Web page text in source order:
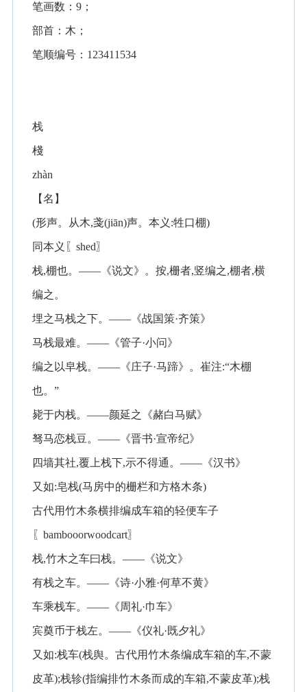
笔画数：9；
部首：木；
笔顺编号：123411534
栈
棧
zhàn
【名】
(形声。从木,戔(jiān)声。本义:牲口棚)
同本义〖shed〗
栈,棚也。——《说文》。按,栅者,竖编之,棚者,横
编之。
埋之马栈之下。——《战国策·齐策》
马栈最难。——《管子·小问》
编之以皁栈。——《庄子·马蹄》。崔注:“木棚
也。”
毙于内栈。——颜延之《赭白马赋》
驽马恋栈豆。——《晋书·宣帝纪》
四墙其社,覆上栈下,示不得通。——《汉书》
又如:皂栈(马房中的栅栏和方格木条)
古代用竹木条横排编成车箱的轻便车子
〖bambooorwoodcart〗
栈,竹木之车曰栈。——《说文》
有栈之车。——《诗·小雅·何草不黄》
车乘栈车。——《周礼·巾车》
宾奠币于栈左。——《仪礼·既夕礼》
又如:栈车(栈舆。古代用竹木条编成车箱的车,不蒙
皮革);栈轸(指编排竹木条而成的车箱,不蒙皮革);栈